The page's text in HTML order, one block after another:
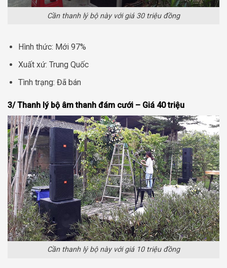
Cần thanh lý bộ này với giá 30 triệu đồng
Hình thức: Mới 97%
Xuất xứ: Trung Quốc
Tình trạng: Đã bán
3/ Thanh lý bộ âm thanh đám cưới – Giá 40 triệu
Cần thanh lý bộ này với giá 10 triệu đồng